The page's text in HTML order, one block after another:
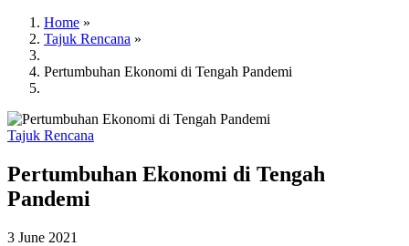
Breadcrumb
Home »
Tajuk Rencana »
Pertumbuhan Ekonomi di Tengah Pandemi
Tajuk Rencana
Pertumbuhan Ekonomi di Tengah
Pandemi
3 June 2021